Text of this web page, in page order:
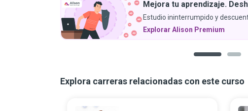
Mejora tu aprendizaje.
Estudio ininterrumpido y
Explorar Alison Premium
Explora carreras relacionadas con este curso